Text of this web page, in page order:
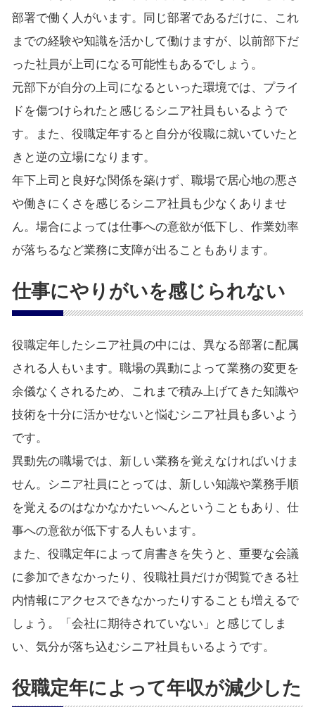
部署で働く人がいます。同じ部署であるだけに、これ
までの経験や知識を活かして働けますが、以前部下だ
った社員が上司になる可能性もあるでしょう。
元部下が自分の上司になるといった環境では、プライ
ドを傷つけられたと感じるシニア社員もいるようで
す。また、役職定年すると自分が役職に就いていたと
きと逆の立場になります。
年下上司と良好な関係を築けず、職場で居心地の悪さ
や働きにくさを感じるシニア社員も少なくありませ
ん。場合によっては仕事への意欲が低下し、作業効率
が落ちるなど業務に支障が出ることもあります。
仕事にやりがいを感じられない
役職定年したシニア社員の中には、異なる部署に配属
される人もいます。職場の異動によって業務の変更を
余儀なくされるため、これまで積み上げてきた知識や
技術を十分に活かせないと悩むシニア社員も多いよう
です。
異動先の職場では、新しい業務を覚えなければいけま
せん。シニア社員にとっては、新しい知識や業務手順
を覚えるのはなかなかたいへんということもあり、仕
事への意欲が低下する人もいます。
また、役職定年によって肩書きを失うと、重要な会議
に参加できなかったり、役職社員だけが閲覧できる社
内情報にアクセスできなかったりすることも増えるで
しょう。「会社に期待されていない」と感じてしま
い、気分が落ち込むシニア社員もいるようです。
役職定年によって年収が減少した